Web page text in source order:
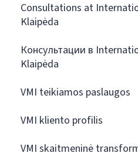
Consultations at
Klaipėda
Консультации в
Klaipėda
VMI teikiamos paslaugos
VMI kliento profilis
VMI skaitmeninė